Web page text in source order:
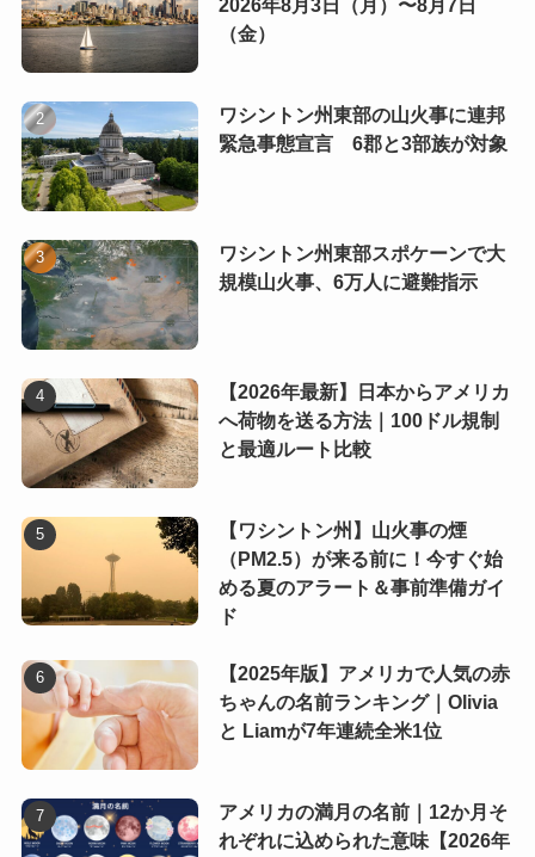
2026年8月3日（月）〜8月7日
（金）
ワシントン州東部の山火事に連邦
緊急事態宣言 6郡と3部族が対象
ワシントン州東部スポケーンで大
規模山火事、6万人に避難指示
【2026年最新】日本からアメリカ
へ荷物を送る方法｜100ドル規制
と最適ルート比較
【ワシントン州】山火事の煙
（PM2.5）が来る前に！今すぐ始
める夏のアラート＆事前準備ガイ
ド
【2025年版】アメリカで人気の赤
ちゃんの名前ランキング｜Olivia
と Liamが7年連続全米1位
アメリカの満月の名前｜12か月そ
れぞれに込められた意味【2026年